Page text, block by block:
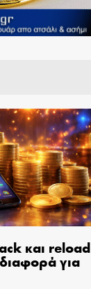
και reload
για